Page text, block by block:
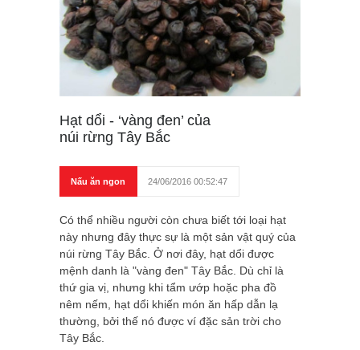
Hạt dổi - ‘vàng đen’ của
núi rừng Tây Bắc
Nấu ăn ngon 24/06/2016 00:52:47
Có thể nhiều người còn chưa biết tới loại hạt
này nhưng đây thực sự là một sản vật quý của
núi rừng Tây Bắc. Ở nơi đây, hạt dổi được
mệnh danh là "vàng đen" Tây Bắc. Dù chỉ là
thứ gia vị, nhưng khi tẩm ướp hoặc pha đồ
nêm nếm, hạt dổi khiến món ăn hấp dẫn lạ
thường, bởi thế nó được ví đặc sản trời cho
Tây Bắc.